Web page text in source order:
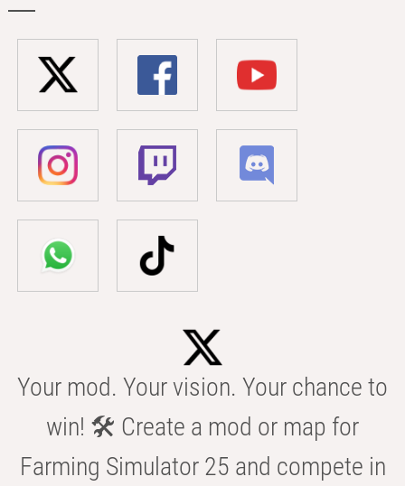
Your mod. Your vision. Your chance to
win! 🛠️ Create a mod or map for
Farming Simulator 25 and compete in